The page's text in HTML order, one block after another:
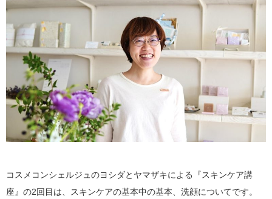
コスメコンシェルジュのヨシダとヤマザキによる『スキンケア講
座』の2回目は、スキンケアの基本中の基本、洗顔についてです。